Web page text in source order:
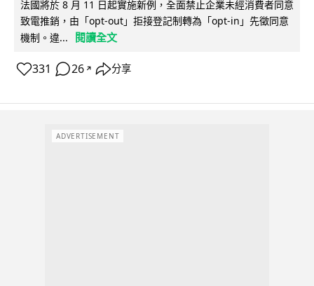
法國將於 8 月 11 日起實施新例，全面禁止企業未經消費者同意
致電推銷，由「opt-out」拒接登記制轉為「opt-in」先徵同意
機制。違...
閱讀全文
331 26 ↗ 分享
ADVERTISEMENT